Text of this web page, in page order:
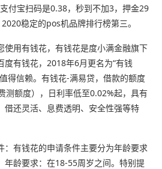
付宝扫码是0.38，秒到不加3，押金29
稳定的pos机品牌排行榜第三。
使用有钱花，有钱花是度小满金融旗下
度有钱花，2018年6月更名为“有钱
得信赖。有钱花-满易贷，借款的额度
测额度），日利率低至0.02%起，具有
借还灵活、息费透明、安全性强等特
：有钱花的申请条件主要分为年龄要求
年龄要求：在18-55周岁之间。特别提